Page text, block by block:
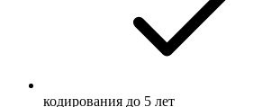
кодирования до 5 лет